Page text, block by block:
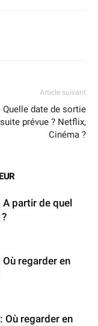
Article suivant
Quelle date de sortie
prévue ? Netflix,
Cinéma ?
partir de quel
regarder en
Où regarder en